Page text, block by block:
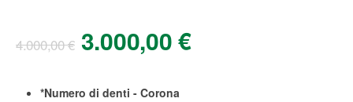
4.000,00€ 3.000,00€
*Numero di denti - Corona